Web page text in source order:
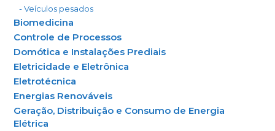
- Veículos pesados
Biomedicina
Controle de Processos
Domótica e Instalações Prediais
Eletricidade e Eletrônica
Eletrotécnica
Energias Renováveis
Geração, Distribuição e Consumo de Energia
Elétrica